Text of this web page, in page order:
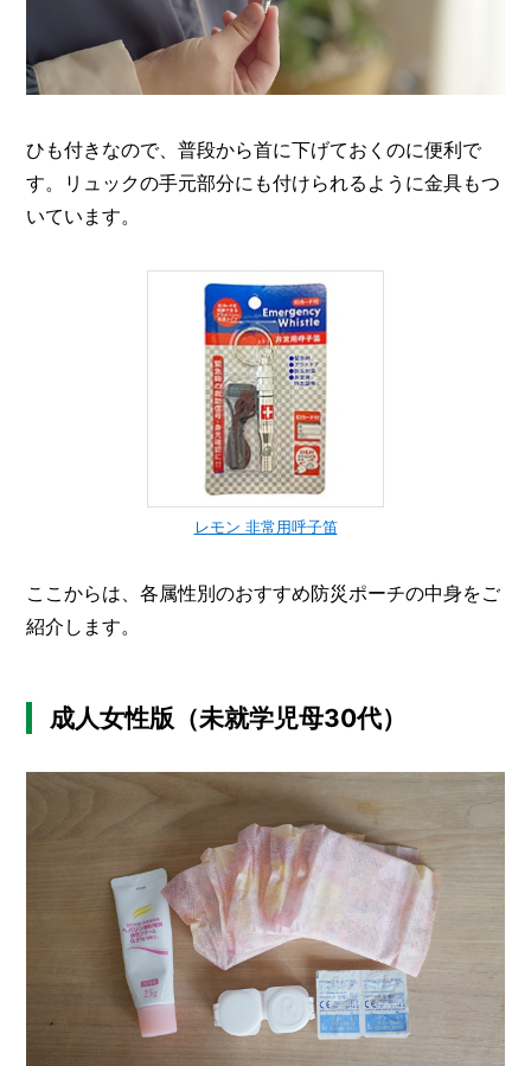
ひも付きなので、普段から首に下げておくのに便利で
す。リュックの手元部分にも付けられるように金具もつ
いています。
レモン 非常用呼子笛
ここからは、各属性別のおすすめ防災ポーチの中身をご
紹介します。
成人女性版（未就学児母30代）